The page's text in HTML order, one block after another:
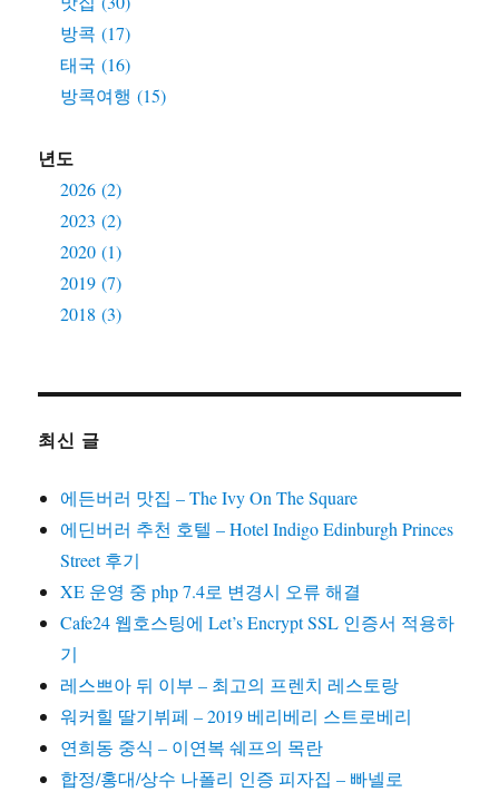
방콕 (17)
태국 (16)
방콕여행 (15)
년도
2026 (2)
2023 (2)
2020 (1)
2019 (7)
2018 (3)
최신 글
에든버러 맛집 – The Ivy On The Square
에딘버러 추천 호텔 – Hotel Indigo Edinburgh Princes
Street 후기
XE 운영 중 php 7.4로 변경시 오류 해결
Cafe24 웹호스팅에 Let’s Encrypt SSL 인증서 적용하
기
레스쁘아 뒤 이부 – 최고의 프렌치 레스토랑
워커힐 딸기뷔페 – 2019 베리베리 스트로베리
연희동 중식 – 이연복 쉐프의 목란
합정/홍대/상수 나폴리 인증 피자집 – 빠넬로